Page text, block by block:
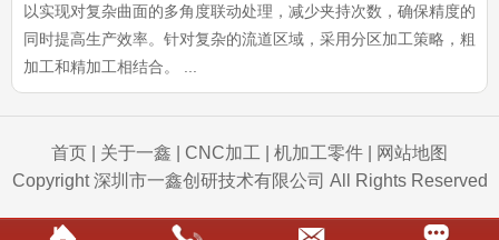
以实现对复杂曲面的多角度联动处理，减少夹持次数，确保精度的
同时提高生产效率。针对复杂的流道区域，采用分区加工策略，粗
加工和精加工相结合。 ...
首页 关于一鑫 CNC加工 机加工零件
网站地图
Copyright 深圳市一鑫创研技术有限公司 All Rights Reserved